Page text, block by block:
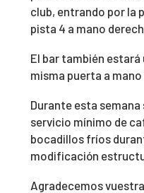
club, entrando por la
pista 4 a mano
El bar también
misma puerta a mano
Durante esta
servicio mínimo de
bocadillos fríos
modificación
Agradecemos